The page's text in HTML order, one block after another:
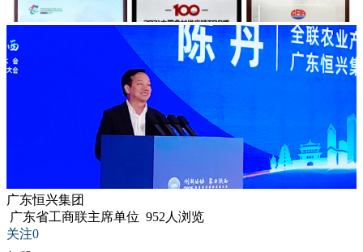
广东恒兴集团
广东省工商联主席单位 952人浏览
关注0